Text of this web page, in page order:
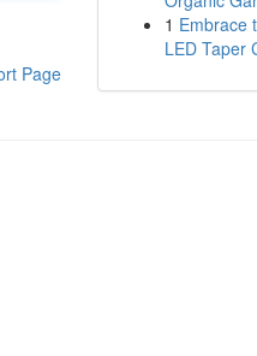
Page
1 Embrace
LED Taper